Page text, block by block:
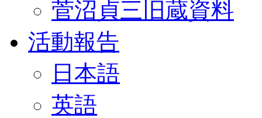
菅沼貞三旧蔵資料
活動報告
日本語
英語